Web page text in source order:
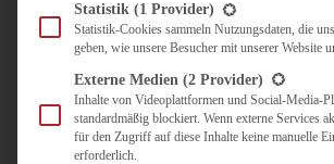
KULINARISCH
ÜBER MICH
ZUSAMMENARBEIT
Statistik (1 Provider)
Statistik-Cookies sammeln Nutzungsdaten, die
geben, wie unsere Besucher mit unserer Website
Externe Medien (2 Provider)
Inhalte von Videoplattformen und Social-Media-
standardmäßig blockiert. Wenn externe Services
für den Zugriff auf diese Inhalte keine manuelle
erforderlich.